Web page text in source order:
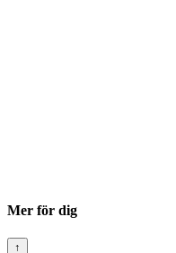
Mer för dig
↑